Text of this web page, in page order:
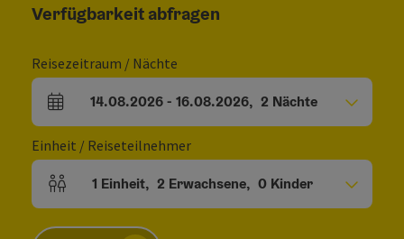
Verfügbarkeit abfragen
Reisezeitraum / Nächte
An- und Abreisefelder
14.08.2026- 16.08.2026, 2 Nächte
Einheit / Reiseteilnehmer
Einheitenanzahl und Personenfelder
1 Einheit, 2 Erwachsene, 0 Kinder